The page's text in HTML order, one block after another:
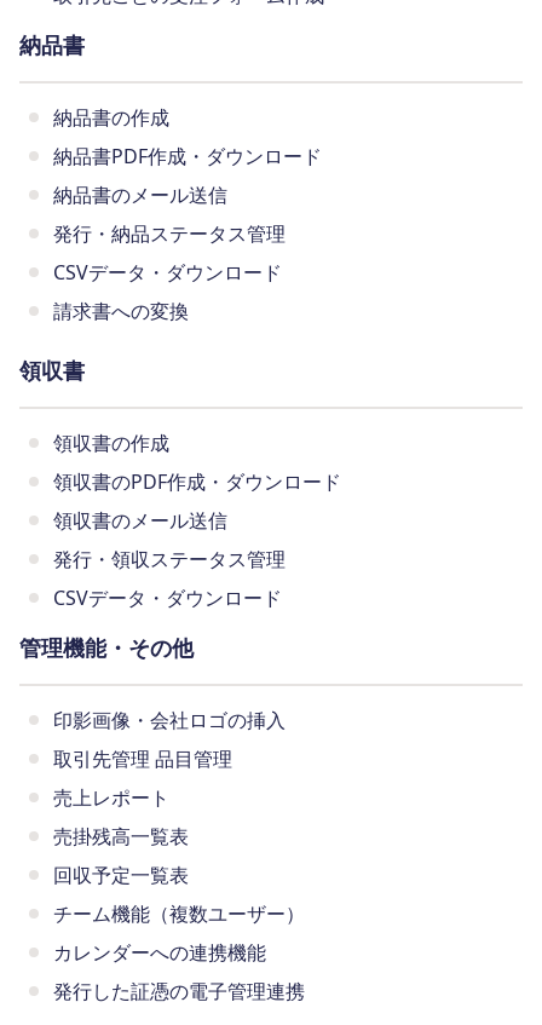
納品書
納品書の作成
納品書PDF作成・ダウンロード
納品書のメール送信
発行・納品ステータス管理
CSVデータ・ダウンロード
請求書への変換
領収書
領収書の作成
領収書のPDF作成・ダウンロード
領収書のメール送信
発行・領収ステータス管理
CSVデータ・ダウンロード
管理機能・その他
印影画像・会社ロゴの挿入
取引先管理 品目管理
売上レポート
売掛残高一覧表
回収予定一覧表
チーム機能（複数ユーザー）
カレンダーへの連携機能
発行した証憑の電子管理連携